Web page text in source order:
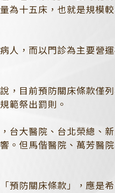
為十五床，也就是規模
人，而以門診為主要營
，目前預防關床條款僅
範祭出罰則。
台大醫院、台北榮總、
。但馬偕醫院、萬芳醫
預防關床條款」，應是